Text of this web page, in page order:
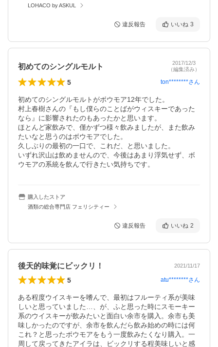
LOHACO by ASKUL
違反報告 いいね 3
初めてのシングルモルト
2017/12/3
（編集済み）
5 ton********さん
初めてのシングルモルトがボウモア12年でした。
村上春樹さんの『もし僕らのことばがウィスキーであった
なら』に影響されたのもあったかと思います。
ほとんど家飲みで、僅かずつ様々飲みましたが、また飲み
たいなと思うのはボウモアでした。
久しぶりの最初の一口で、これだ、と思いました。
いずれ沢山は飲めませんので、今後はあまり浮気せず、ボ
ウモアの系統を飲んで行きたい気持ちです。
購入したストア
酒類の総合専門店 フェリシティー
違反報告 いいね 2
後天的味覚にビックリ！ 2021/11/17
5 atu********さん
ある程度ウイスキーを嗜んで、最初はフルーティ系が美味
しいと思っていました…、が、ふと思った時にスモーキー
系のウイスキーが飲みたいと面白い余市を購入。余市も美
味しかったのですが、余市を飲んだら飲み始めの時には何
これ？と思ったボウモアをもう一度飲みたくなり購入。一
周して戻ってきたアイラは、ビックリする程美味しいと感